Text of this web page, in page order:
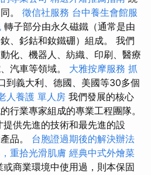
。 徵信社服務 台中養生會館服
轉子部分由永久磁鐵（通常是由
、釤鈷和釹鐵硼）組成。 我們
化、機器人、紡織、印刷、醫療
汽車等領域。 大雅按摩服務 抓
到義大利、德國、美國等30多個
人養護 單人房 我們發展的核心
行業專家組成的專業工程團隊。
供先進的技術和最先進的設
品。 台胞證過期後的解決辦法
重拾光滑肌膚 經典中式外燴菜
商業環境中使用過，則本保固